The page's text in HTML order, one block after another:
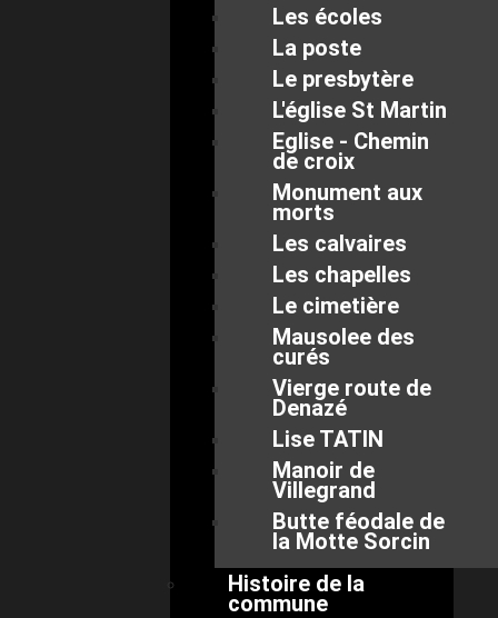
Les écoles
La poste
Le presbytère
L'église St Martin
Eglise - Chemin
de croix
Monument aux
morts
Les calvaires
Les chapelles
Le cimetière
Mausolee des
curés
Vierge route de
Denazé
Lise TATIN
Manoir de
Villegrand
Butte féodale de
la Motte Sorcin
Histoire de la
commune